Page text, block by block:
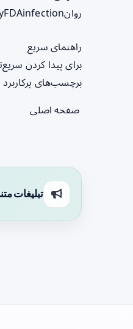
روان
FDAinfection
راهنمای سریع
برای پیدا کردن
برچسب‌های پرکاربرد
صفحه اصلی
تبلیغات